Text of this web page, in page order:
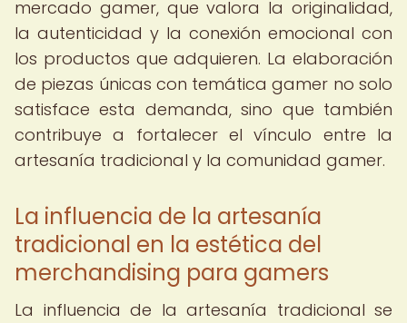
mercado gamer, que valora la originalidad,
la autenticidad y la conexión emocional con
los productos que adquieren. La elaboración
de piezas únicas con temática gamer no solo
satisface esta demanda, sino que también
contribuye a fortalecer el vínculo entre la
artesanía tradicional y la comunidad gamer.
La influencia de la artesanía
tradicional en la estética del
merchandising para gamers
La influencia de la artesanía tradicional se